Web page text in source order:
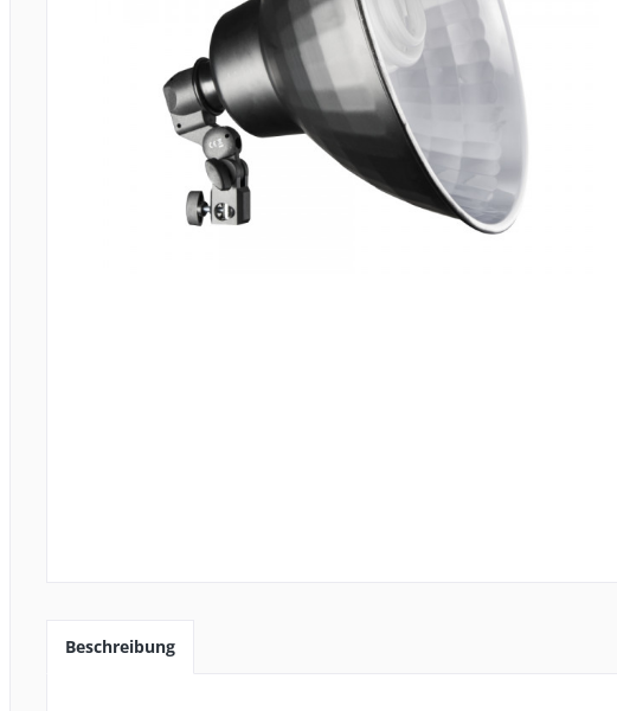
Beschreibung